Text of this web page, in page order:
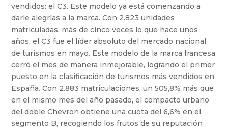
vendidos: el C3. Este modelo ya está comenzando a
darle alegrías a la marca. Con 2.823 unidades
matriculadas, más de cinco veces lo que hace unos
años, el C3 fue el líder absoluto del mercado nacional
de turismos en mayo. Este modelo de la marca francesa
cerró el mes de manera inmejorable, logrando el primer
puesto en la clasificación de turismos más vendidos en
España. Con 2.883 matriculaciones, un 505,8% más que
en el mismo mes del año pasado, el compacto urbano
del doble Chevron obtiene una cuota del 6,6% en el
segmento B, recogiendo los frutos de su reputación